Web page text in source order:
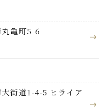
亀町5-6
街道1-4-5 ヒライア